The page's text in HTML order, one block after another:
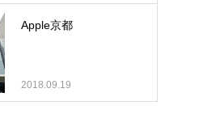
Apple京都
2018.09.19